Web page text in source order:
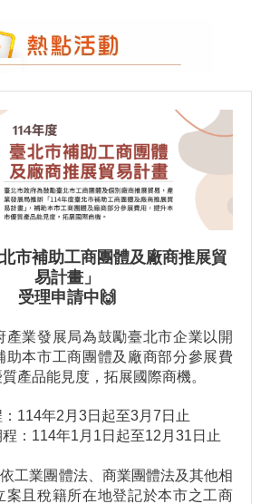
市補助工商團體及廠商推展貿
易計畫」
受理申請中🙌
業發展局為鼓勵臺北市企業以開
助本市工商團體及廠商部分參展費
產品能見度，拓展國際商機。
114年2月3日起至3月7日止
：114年1月1日起至12月31日止
工業團體法、商業團體法及其他相
案且稅籍所在地登記於本市之工商